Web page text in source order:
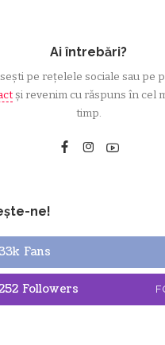
Ai întrebări?
pe rețelele sociale sau pe
și revenim cu răspuns în cel
timp.
ne!
Fans
Followers